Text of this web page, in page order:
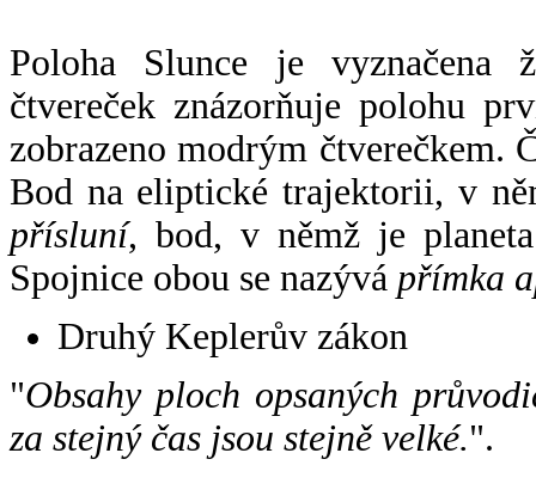
Poloha Slunce je vyznačena
čtvereček znázorňuje polohu
zobrazeno modrým čtverečkem.
Bod na eliptické trajektorii, v
přísluní, bod, v němž je
Spojnice obou se nazývá přímka
Druhý Keplerův zákon
"Obsahy ploch opsaných
za stejný čas jsou stejně velké.".